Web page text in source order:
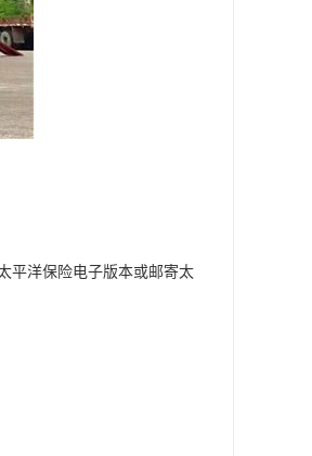
平洋保险电子版本或邮寄太